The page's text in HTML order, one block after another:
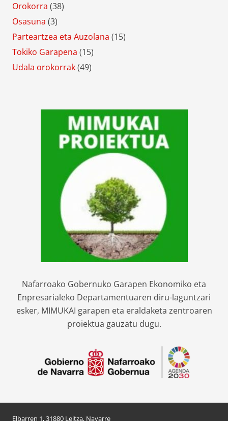
Orokorra (38)
Osasuna (3)
Parteartzea eta Auzolana (15)
Tokiko Garapena (15)
Udala orokorrak(49)
Nafarroako Gobernuko Garapen Ekonomiko eta
Enpresarialeko Departamentuaren diru-laguntzari
esker, MIMUKAI garapen eta eraldaketa zentroaren
proiektua gauzatu dugu.
Elbarren 1, 31880 Leitza, Navarre